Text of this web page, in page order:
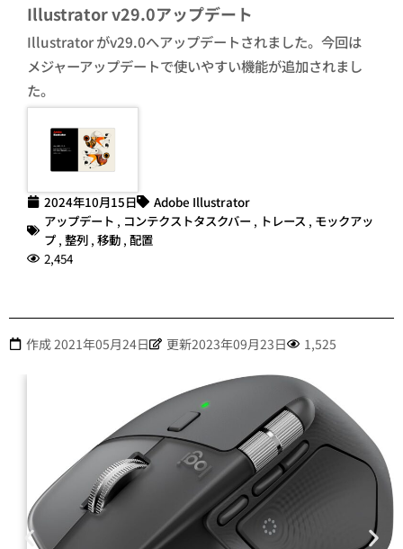
Illustrator v29.0アップデート
Illustrator がv29.0へアップデートされました。今回は
メジャーアップデートで使いやすい機能が追加されまし
た。
2024年10月15日
Adobe Illustrator
アップデート , コンテクストタスクバー , トレース , モックアッ
プ, 整列 , 移動 , 配置
2,454
作成 2021年05月24日 更新2023年09月23日 1,525